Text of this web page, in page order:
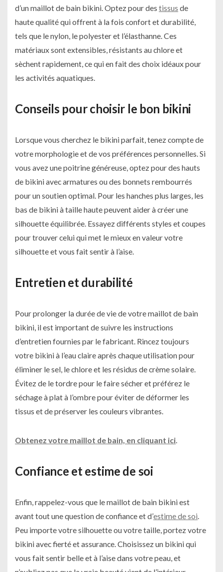
d’un maillot de bain bikini. Optez pour des tissus de
haute qualité qui offrent à la fois confort et durabilité,
tels que le nylon, le polyester et l’élasthanne. Ces
matériaux sont extensibles, résistants au chlore et
sèchent rapidement, ce qui en fait des choix idéaux pour
les activités aquatiques.
Conseils pour choisir le bon bikini
Lorsque vous cherchez le bikini parfait, tenez compte de
votre morphologie et de vos préférences personnelles. Si
vous avez une poitrine généreuse, optez pour des hauts
de bikini avec armatures ou des bonnets rembourrés
pour un soutien optimal. Pour les hanches plus larges, les
bas de bikini à taille haute peuvent aider à créer une
silhouette équilibrée. Essayez différents styles et coupes
pour trouver celui qui met le mieux en valeur votre
silhouette et vous fait sentir à l’aise.
Entretien et durabilité
Pour prolonger la durée de vie de votre maillot de bain
bikini, il est important de suivre les instructions
d’entretien fournies par le fabricant. Rincez toujours
votre bikini à l’eau claire après chaque utilisation pour
éliminer le sel, le chlore et les résidus de crème solaire.
Évitez de le tordre pour le faire sécher et préférez le
séchage à plat à l’ombre pour éviter de déformer les
tissus et de préserver les couleurs vibrantes.
Obtenez votre maillot de bain, en cliquant ici.
Confiance et estime de soi
Enfin, rappelez-vous que le maillot de bain bikini est
avant tout une question de confiance et d’estime de soi.
Peu importe votre silhouette ou votre taille, portez votre
bikini avec fierté et assurance. Choisissez un bikini qui
vous fait sentir belle et à l’aise dans votre peau, et